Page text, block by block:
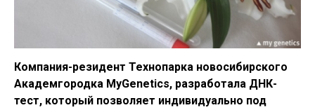
Компания-резидент Технопарка новосибирского
Академгородка MyGenetics, разработала ДНК-
тест, который позволяет индивидуально под